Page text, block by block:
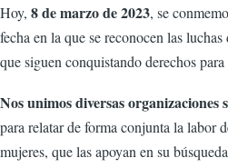
Hoy, 8 de marzo de 2023, se
fecha en la que se reconocen las
que siguen conquistando derechos
Nos unimos diversas organizaciones
para relatar de forma conjunta la labor
mujeres, que las apoyan en su